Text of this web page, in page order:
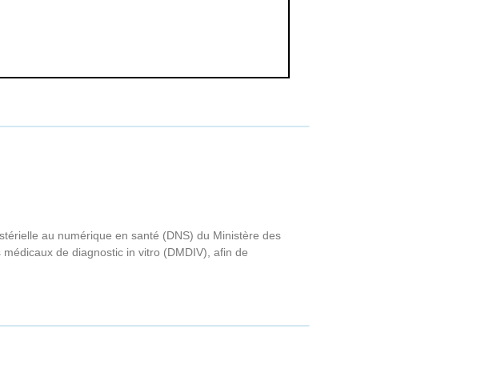
au numérique en santé (DNS) du Ministère des
de diagnostic in vitro (DMDIV), afin de